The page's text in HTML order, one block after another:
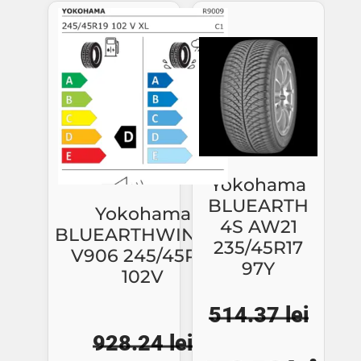
fost:
1017.65 lei.
Yokohama
BLUEARTHWINTER
V906 245/45R19
102V
928.24lei
Yokohama
BLUEARTH
4S AW21
235/45R17
97Y
514.37lei